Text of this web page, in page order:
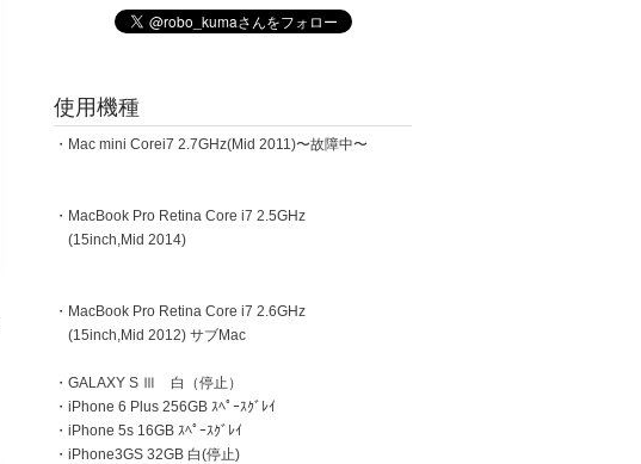
使用機種
・Mac mini Corei7 2.7GHz(Mid 2011)〜故障中〜
・MacBook Pro Retina Core i7 2.5GHz
(15inch,Mid 2014)
・MacBook Pro Retina Core i7 2.6GHz
(15inch,Mid 2012) サブMac
・GALAXY S Ⅲ 白（停止）
・iPhone 6 Plus 256GB ｽﾍﾟｰｽｸﾞﾚｲ
・iPhone 5s 16GB ｽﾍﾟｰｽｸﾞﾚｲ
・iPhone3GS 32GB 白(停止)